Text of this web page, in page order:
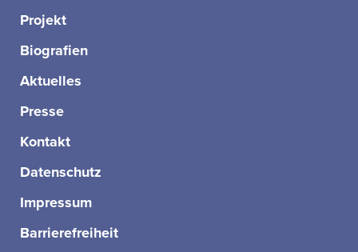
Projekt
Biografien
Aktuelles
Presse
Kontakt
Datenschutz
Impressum
Barrierefreiheit